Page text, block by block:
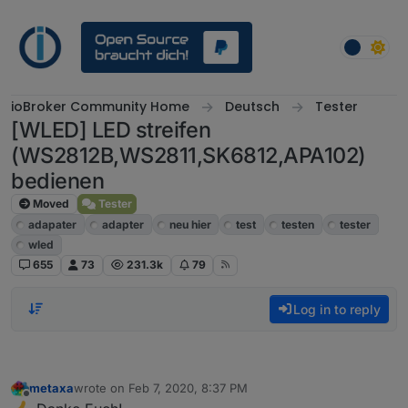
ioBroker Community Home Deutsch Tester
[WLED] LED streifen
(WS2812B,WS2811,SK6812,APA102)
bedienen
Moved
Tester
adapater
adapter neu hier test testen
tester
wled
655
73 231.3k 79
Log in to reply
Offline
metaxawrote on Feb 7, 2020, 8:37 PM
last edited by